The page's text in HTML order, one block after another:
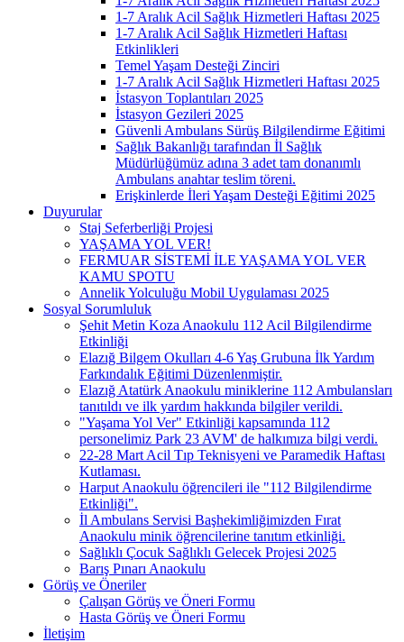
1-7 Aralık Acil Sağlık Hizmetleri Haftası 2025
1-7 Aralık Acil Sağlık Hizmetleri Haftası
Etkinlikleri
Temel Yaşam Desteği Zinciri
1-7 Aralık Acil Sağlık Hizmetleri Haftası 2025
İstasyon Toplantıları 2025
İstasyon Gezileri 2025
Güvenli Ambulans Sürüş Bilgilendirme Eğitimi
Sağlık Bakanlığı tarafından İl Sağlık
Müdürlüğümüz adına 3 adet tam donanımlı
Ambulans anahtar teslim töreni.
Erişkinlerde İleri Yaşam Desteği Eğitimi 2025
Duyurular
Staj Seferberliği Projesi
YAŞAMA YOL VER!
FERMUAR SİSTEMİ İLE YAŞAMA YOL VER
KAMU SPOTU
Annelik Yolculuğu Mobil Uygulaması 2025
Sosyal Sorumluluk
Şehit Metin Koza Anaokulu 112 Acil Bilgilendirme
Etkinliği
Elazığ Bilgem Okulları 4-6 Yaş Grubuna İlk Yardım
Farkındalık Eğitimi Düzenlenmiştir.
Elazığ Atatürk Anaokulu miniklerine 112 Ambulansları
tanıtıldı ve ilk yardım hakkında bilgiler verildi.
"Yaşama Yol Ver" Etkinliği kapsamında 112
personelimiz Park 23 AVM' de halkımıza bilgi verdi.
22-28 Mart Acil Tıp Teknisyeni ve Paramedik Haftası
Kutlaması.
Harput Anaokulu öğrencileri ile "112 Bilgilendirme
Etkinliği".
İl Ambulans Servisi Başhekimliğimizden Fırat
Anaokulu minik öğrencilerine tanıtım etkinliği.
Sağlıklı Çocuk Sağlıklı Gelecek Projesi 2025
Barış Pınarı Anaokulu
Görüş ve Öneriler
Çalışan Görüş ve Öneri Formu
Hasta Görüş ve Öneri Formu
İletişim